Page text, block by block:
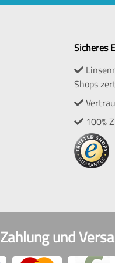
Sicheres
Shops
100%
Zahlung und